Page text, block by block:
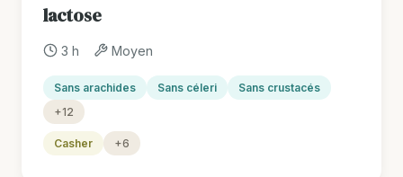
lactose
3 h Moyen
Sans arachides Sans céleri
Sans crustacés
+12
Casher +6